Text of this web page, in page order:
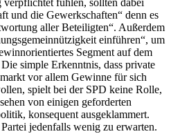
fühlen, sollten dabei
und die Gewerkschaften“ denn es
aller Beteiligten“. Außerdem
einführen“, um
Segment auf dem
simple Erkenntnis, dass private
vor allem Gewinne für sich
spielt bei der SPD keine Rolle,
von einigen geforderten
konsequent ausgeklammert.
jedenfalls wenig zu erwarten.